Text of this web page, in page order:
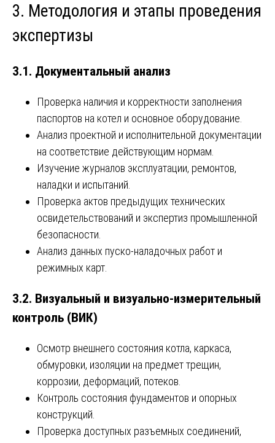
3. Методология и этапы проведения
экспертизы
3.1. Документальный анализ
Проверка наличия и корректности заполнения
паспортов на котел и основное оборудование.
Анализ проектной и исполнительной документации
на соответствие действующим нормам.
Изучение журналов эксплуатации, ремонтов,
наладки и испытаний.
Проверка актов предыдущих технических
освидетельствований и экспертиз промышленной
безопасности.
Анализ данных пуско-наладочных работ и
режимных карт.
3.2. Визуальный и визуально-измерительный
контроль (ВИК)
Осмотр внешнего состояния котла, каркаса,
обмуровки, изоляции на предмет трещин,
коррозии, деформаций, потеков.
Контроль состояния фундаментов и опорных
конструкций.
Проверка доступных разъемных соединений,